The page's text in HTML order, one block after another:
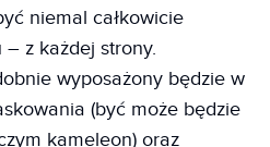
niemal całkowicie
z każdej strony.
wyposażony będzie w
(być może będzie
kameleon) oraz